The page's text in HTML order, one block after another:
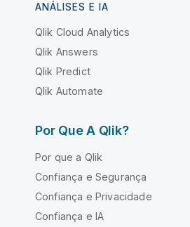
ANÁLISES E IA
Qlik Cloud Analytics
Qlik Answers
Qlik Predict
Qlik Automate
Por Que A Qlik?
Por que a Qlik
Confiança e Segurança
Confiança e Privacidade
Confiança e IA